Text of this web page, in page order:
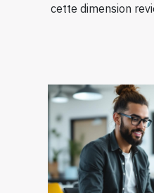
cette dimension